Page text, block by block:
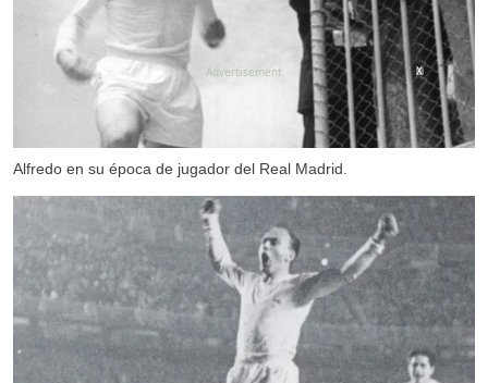
Alfredo en su época de jugador del Real Madrid.
X